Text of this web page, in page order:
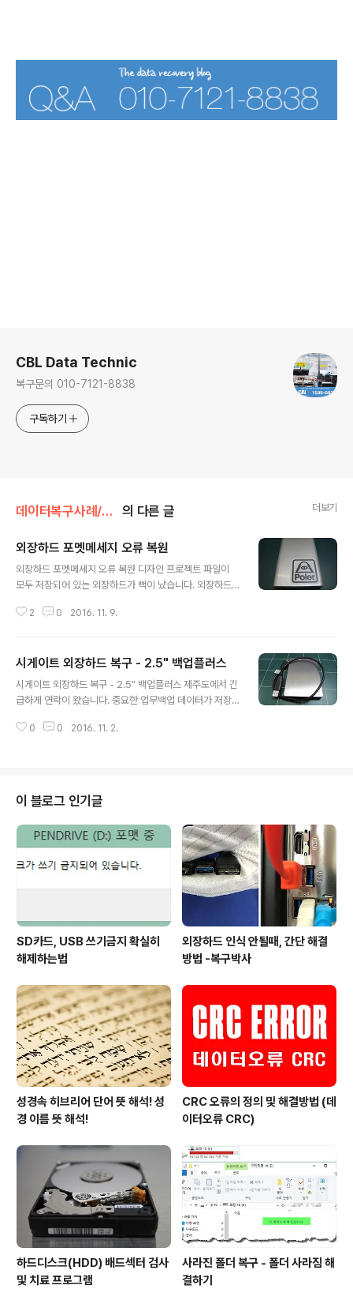
CBL Data Technic
복구문의 010-7121-8838
구독하기
데이터복구사례/하드드라이브 의 다른 글 더보기
외장하드 포멧메세지 오류 복원
외장하드 포멧메세지 오류 복원 디자인 프로젝트 파일이
모두 저장되어 있는 외장하드가 뻑이 났습니다. 외장하드
지? 디자인 파일을 넘겨야 하는데 기간은 다 되었는데 외장
고내역 접수: 서울지역 방문접수 손상매체명: 씨게이트 백
업플러스 구모델 1TB 손상증상: 외장하드 연결시 포멧메
세지 중요데이터: PSD, AI, 인디자인파일 등의 그래픽파일
연결할때마다 디스크 포멧메세지가 뜨고 있습니다. 컴퓨터
2 0 2016. 11. 9.
시게이트 외장하드 복구 - 2.5" 백업플러스
시게이트 외장하드 복구 - 2.5" 백업플러스 제주도에서 긴
급하게 연락이 왔습니다. 중요한 업무백업 데이터가 저장
려야 하는 상황이라고 합니다. 제주에서 복구전문센터를
입고내역 입고: 제주도에서 방문 접수 손상매체명: 시게이
트 외장하드 백업플러스 2.5" 1TB 손상증상: 인식불가 중
요데이터: 업무용 문서파일들 손상증상 및 점검내역 제주
에서 직접 방문접수된 씨게이트 외장하드는 인식이 되지
않는 상태입니다. 사용자가 특별히 외장하드를 떨어뜨리거
나 충격을 준 적이 없다고 하는데... 왜 인식이 되..
0 0 2016. 11. 2.
이 블로그 인기글
SD카드, USB 쓰기금지 확실히
해제하는법
외장하드 인식 안될때, 간단 해결
방법 -복구박사
성경속 히브리어 단어 뜻 해석! 성
경 이름 뜻 해석!
CRC 오류의 정의 및 해결방법 (데
이터오류 CRC)
하드디스크(HDD) 배드섹터 검사
및 치료 프로그램
사라진 폴더 복구 - 폴더 사라짐 해
결하기